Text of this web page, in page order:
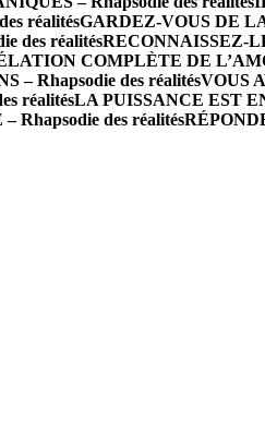
réalitésGARDEZ-VOUS DE
des réalitésRECONNAISSEZ-
COMPLÈTE DE
– Rhapsodie des réalitésVOUS
réalitésLA PUISSANCE EST
des réalités